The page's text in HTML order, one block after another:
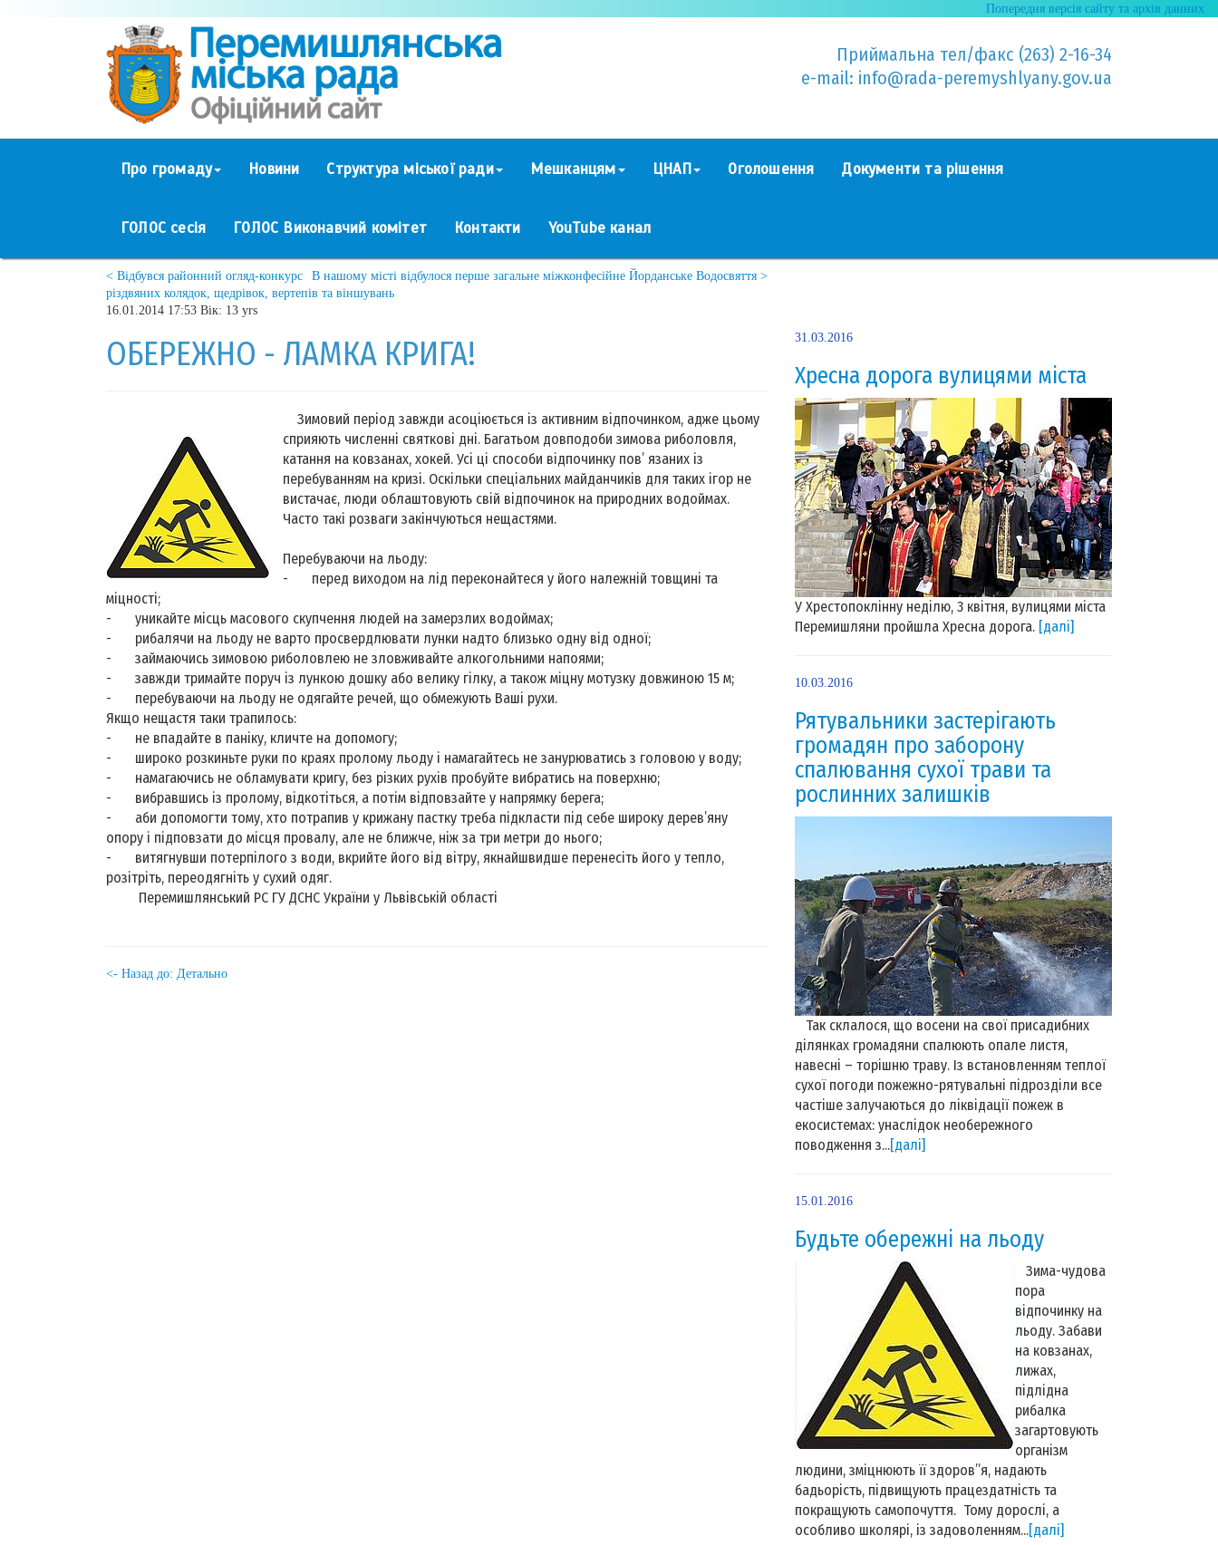
Попередня версія сайту та архів данних
Приймальна тел/факс (263) 2-16-34
e-mail: info@rada-peremyshlyany.gov.ua
Про громаду Новини Структура міської ради Мешканцям ЦНАП Оголошення Документи та рішення
ГОЛОС сесія ГОЛОС Виконавчий комітет Контакти YouTube канал
В нашому місті відбулося перше загальне міжконфесійне Йорданське Водосвяття >
< Відбувся районний огляд-конкурс
різдвяних колядок, щедрівок, вертепів та віншувань
16.01.2014 17:53 Вік: 13 yrs
ОБЕРЕЖНО - ЛАМКА КРИГА!
Зимовий період завжди асоціюється із активним відпочинком, адже цьому
сприяють численні святкові дні. Багатьом довподоби зимова риболовля,
катання на ковзанах, хокей. Усі ці способи відпочинку пов’ язаних із
перебуванням на кризі. Оскільки спеціальних майданчиків для таких ігор не
вистачає, люди облаштовують свій відпочинок на природних водоймах.
Часто такі розваги закінчуються нещастями.
Перебуваючи на льоду:
-
перед виходом на лід переконайтеся у його належній товщині та
міцності;
-
уникайте місць масового скупчення людей на замерзлих водоймах;
-
рибалячи на льоду не варто просвердлювати лунки надто близько одну від одної;
-
займаючись зимовою риболовлею не зловживайте алкогольними напоями;
-
завжди тримайте поруч із лункою дошку або велику гілку, а також міцну мотузку довжиною 15 м;
-
перебуваючи на льоду не одягайте речей, що обмежують Ваші рухи.
Якщо нещастя таки трапилось:
-
не впадайте в паніку, кличте на допомогу;
-
широко розкиньте руки по краях пролому льоду і намагайтесь не занурюватись з головою у воду;
-
намагаючись не обламувати кригу, без різких рухів пробуйте вибратись на поверхню;
-
вибравшись із пролому, відкотіться, а потім відповзайте у напрямку берега;
-
аби допомогти тому, хто потрапив у крижану пастку треба підкласти під себе широку дерев’яну
опору і підповзати до місця провалу, але не ближче, ніж за три метри до нього;
-
витягнувши потерпілого з води, вкрийте його від вітру, якнайшвидше перенесіть його у тепло,
розітріть, переодягніть у сухий одяг.
Перемишлянський РС ГУ ДСНС України у Львівській області
<- Назад до: Детально
31.03.2016
Хресна дорога вулицями міста
У Хрестопоклінну неділю, 3 квітня, вулицями міста
Перемишляни пройшла Хресна дорога. [далі]
10.03.2016
Рятувальники застерігають
громадян про заборону
спалювання сухої трави та
рослинних залишків
Так склалося, що восени на свої присадибних
ділянках громадяни спалюють опале листя,
навесні – торішню траву. Із встановленням теплої
сухої погоди пожежно-рятувальні підрозділи все
частіше залучаються до ліквідації пожеж в
екосистемах: унаслідок необережного
поводження з...[далі]
15.01.2016
Будьте обережні на льоду
Зима-чудова
пора
відпочинку на
льоду. Забави
на ковзанах,
лижах,
підлідна
рибалка
загартовують
організм
людини, зміцнюють її здоров”я, надають
бадьорість, підвищують працездатність та
покращують самопочуття. Тому дорослі, а
особливо школярі, із задоволенням...[далі]